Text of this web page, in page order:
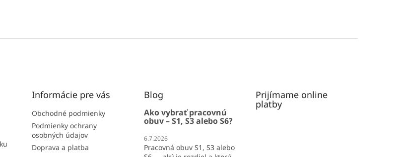
Informácie pre vás
Obchodné podmienky
Podmienky ochrany
osobných údajov
Doprava a platba
Blog
Ako vybrať pracovnú
obuv – S1, S3 alebo S6?
6.7.2026
Pracovná obuv S1, S3 alebo
Prijímame online
platby